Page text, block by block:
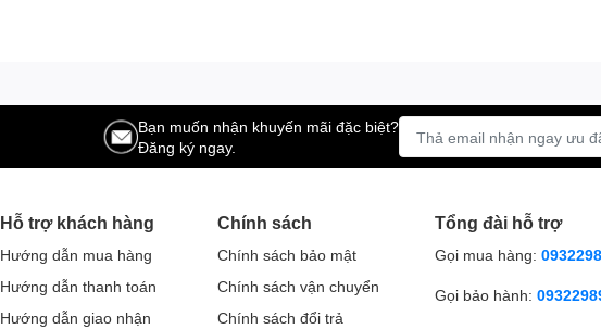
Bạn muốn nhận khuyến mãi đặc biệt?
Đăng ký ngay.
Hỗ trợ khách hàng
Hướng dẫn mua hàng
Hướng dẫn thanh toán
Hướng dẫn giao nhận
Chính sách
Chính sách bảo mật
Chính sách vận chuyển
Chính sách đổi trả
Tổng đài hỗ trợ
Gọi mua hàng:
Gọi bảo hành: